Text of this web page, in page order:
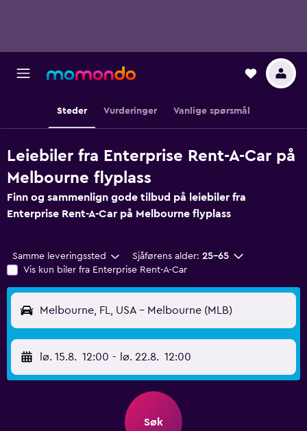
Steder Vurderinger Vanlige spørsmål
Leiebiler fra Enterprise Rent-A-Car på
Melbourne flyplass
Finn og sammenlign gode tilbud på leiebiler fra
Enterprise Rent-A-Car på Melbourne flyplass
Samme leveringssted Sjåførens alder: 25–65
Vis kun biler fra Enterprise Rent-A-Car
Melbourne, FL, USA - Melbourne (MLB)
lø. 15.8. 12:00 - lø. 22.8. 12:00
Søk